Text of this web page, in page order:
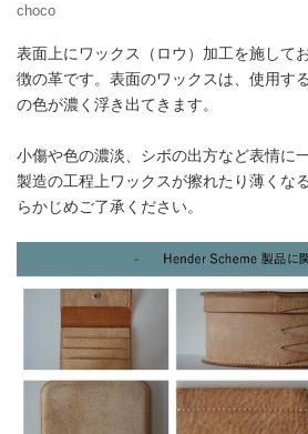
choco
表面上にワックス（ロウ）加工を施して
徴の革です。表面のワックスは、使用す
の色が濃く浮き出てきます。
小傷や色の濃淡、シボの出方など表情に
製造の工程上ワックスが擦れたり薄くな
らかじめご了承ください。